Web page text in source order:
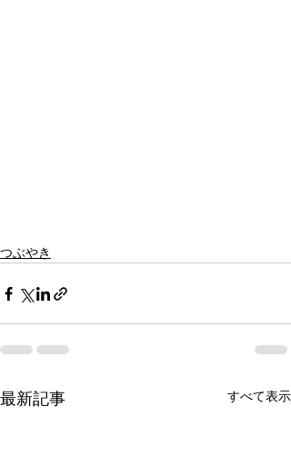
つぶやき
最新記事 すべて表示